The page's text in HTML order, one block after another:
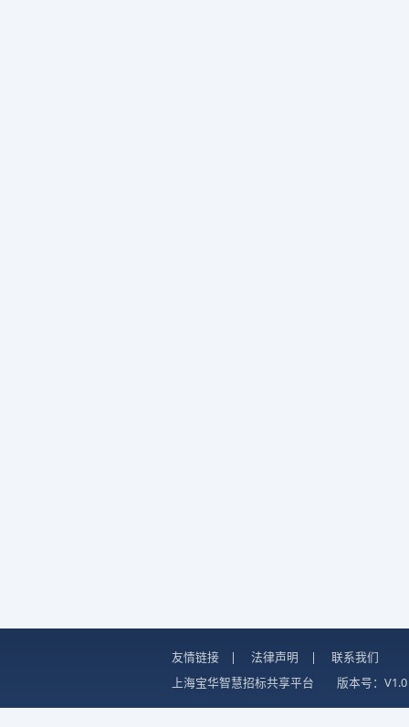
友情链接 | 法律声明 |
联系我们
上海宝华智慧招标共享平台
版本号：V1.0